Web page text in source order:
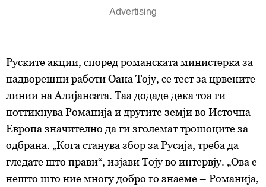
Руските акции, според романската министерка за
надворешни работи Оана Тоју, се тест за црвените
линии на Алијансата. Таа додаде дека тоа ги
поттикнува Романија и другите земји во Источна
Европа значително да ги зголемат трошоците за
одбрана. „Кога станува збор за Русија, треба да
гледате што прави“, изјави Тоју во интервју. „Ова е
нешто што ние многу добро го знаеме – Романија,